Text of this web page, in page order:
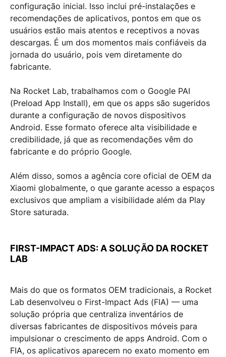
configuração inicial. Isso inclui pré-instalações e
recomendações de aplicativos, pontos em que os
usuários estão mais atentos e receptivos a novas
descargas. É um dos momentos mais confiáveis da
jornada do usuário, pois vem diretamente do
fabricante.
Na Rocket Lab, trabalhamos com o Google PAI
(Preload App Install), em que os apps são sugeridos
durante a configuração de novos dispositivos
Android. Esse formato oferece alta visibilidade e
credibilidade, já que as recomendações vêm do
fabricante e do próprio Google.
Além disso, somos a agência core oficial de OEM da
Xiaomi globalmente, o que garante acesso a espaços
exclusivos que ampliam a visibilidade além da Play
Store saturada.
FIRST-IMPACT ADS: A SOLUÇÃO DA ROCKET
LAB
Mais do que os formatos OEM tradicionais, a Rocket
Lab desenvolveu o First-Impact Ads (FIA) — uma
solução própria que centraliza inventários de
diversas fabricantes de dispositivos móveis para
impulsionar o crescimento de apps Android. Com o
FIA, os aplicativos aparecem no exato momento em